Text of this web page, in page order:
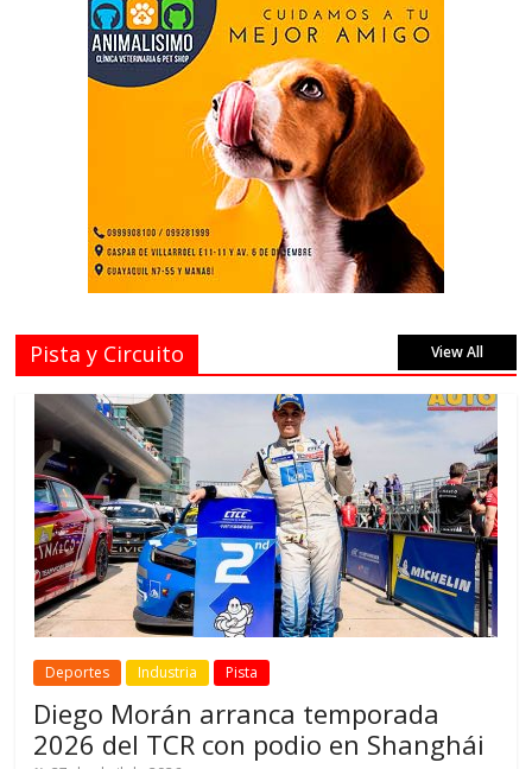
Pista y Circuito View All
Deportes Industria Pista
Diego Morán arranca temporada
2026 del TCR con podio en Shanghái